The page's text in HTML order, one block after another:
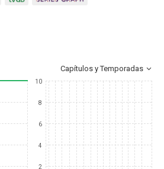
Capítulos y Temporadas
10
8
6
4
2